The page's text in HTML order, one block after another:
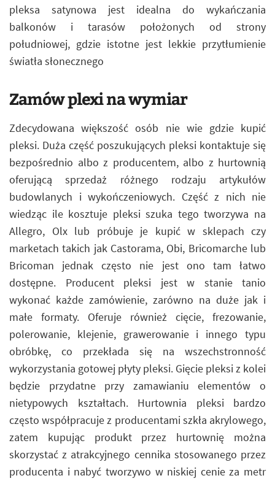
pleksa satynowa jest idealna do wykańczania
balkonów i tarasów położonych od strony
południowej, gdzie istotne jest lekkie przytłumienie
światła słonecznego
Zamów plexi na wymiar
Zdecydowana większość osób nie wie gdzie kupić
pleksi. Duża część poszukujących pleksi kontaktuje się
bezpośrednio albo z producentem, albo z hurtownią
oferującą sprzedaż różnego rodzaju artykułów
budowlanych i wykończeniowych. Część z nich nie
wiedząc ile kosztuje pleksi szuka tego tworzywa na
Allegro, Olx lub próbuje je kupić w sklepach czy
marketach takich jak Castorama, Obi, Bricomarche lub
Bricoman jednak często nie jest ono tam łatwo
dostępne. Producent pleksi jest w stanie tanio
wykonać każde zamówienie, zarówno na duże jak i
małe formaty. Oferuje również cięcie, frezowanie,
polerowanie, klejenie, grawerowanie i innego typu
obróbkę, co przekłada się na wszechstronność
wykorzystania gotowej płyty pleksi. Gięcie pleksi z kolei
będzie przydatne przy zamawianiu elementów o
nietypowych kształtach. Hurtownia pleksi bardzo
często współpracuje z producentami szkła akrylowego,
zatem kupując produkt przez hurtownię można
skorzystać z atrakcyjnego cennika stosowanego przez
producenta i nabyć tworzywo w niskiej cenie za metr